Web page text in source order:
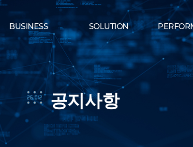
BUSINESS SOLUTION
공지사항